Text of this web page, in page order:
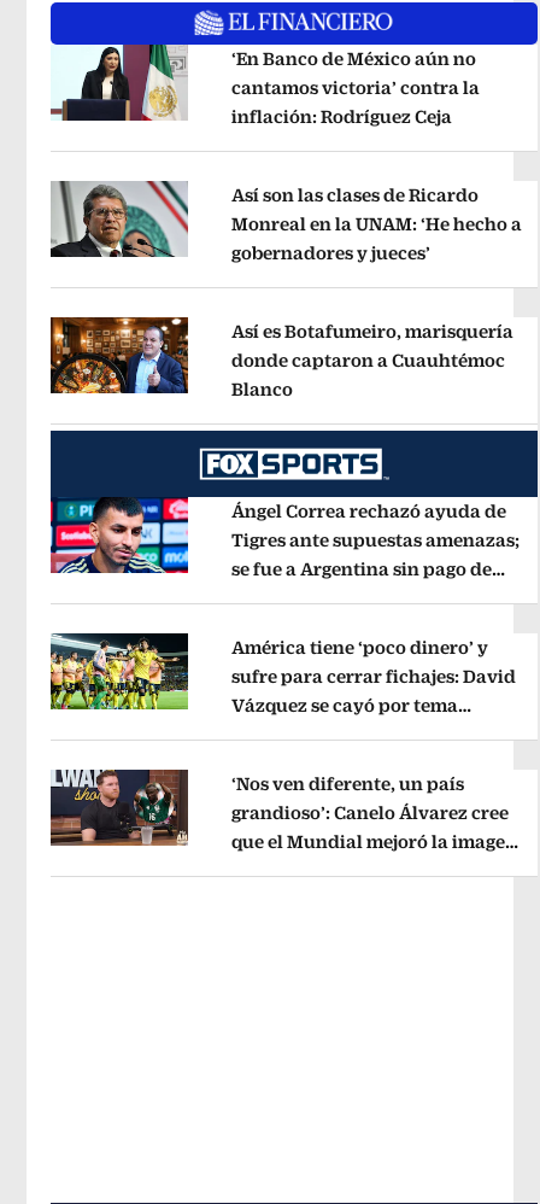
‘En Banco de México aún no
cantamos victoria’ contra la
inflación: Rodríguez Ceja
Así son las clases de Ricardo
Monreal en la UNAM: ‘He hecho a
gobernadores y jueces’
Así es Botafumeiro, marisquería
donde captaron a Cuauhtémoc
BlancoOpens in new window
Ángel Correa rechazó ayuda de
Tigres ante supuestas amenazas;
se fue a Argentina sin pago de
América tiene ‘poco dinero’ y
sufre para cerrar fichajes: David
Vázquez se cayó por tema
‘Nos ven diferente, un país
grandioso’: Canelo Álvarez cree
que el Mundial mejoró la imagen